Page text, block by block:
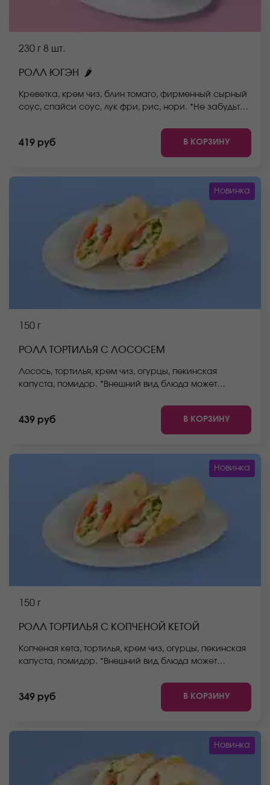
230 г 8 шт.
РОЛЛ ЮГЭН 🌶
Креветка, крем чиз, блин томаго, фирменный сырный
соус, спайси соус, лук фри, рис, нори. *Не забудьте
входят в стоимость заказа. *Внешний вид блюда
может отличаться от фото на сайте.
419 руб В КОРЗИНУ
Новинка
150 г
РОЛЛ ТОРТИЛЬЯ С ЛОСОСЕМ
Лосось, тортилья, крем чиз, огурцы, пекинская
капуста, помидор. *Внешний вид блюда может
439 руб В КОРЗИНУ
Новинка
150 г
РОЛЛ ТОРТИЛЬЯ С КОПЧЕНОЙ КЕТОЙ
Копченая кета, тортилья, крем чиз, огурцы, пекинская
капуста, помидор. *Внешний вид блюда может
349 руб В КОРЗИНУ
Новинка